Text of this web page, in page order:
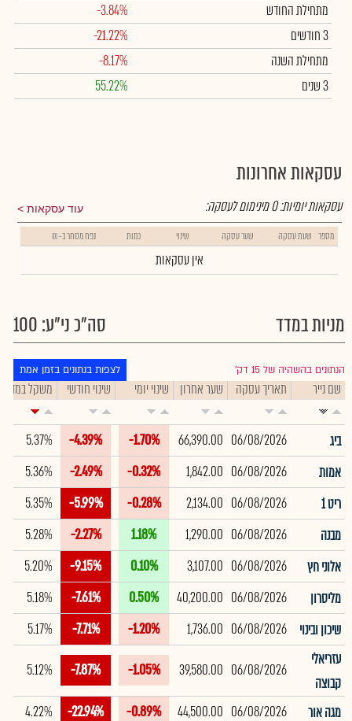
מתחילת החודש
-3.84%
3 חודשים
-21.22%
מתחילת השנה
-8.17%
3 שנים
55.22%
עסקאות אחרונות
עוד עסקאות עסקאות יומיות:0מינימום לעסקה:
מספר שעת עסקה שער עסקה שינוי כמות נפח מסחר ב- ₪
אין עסקאות
מניות במדד סה"כ ני"ע: 100
הנתונים בהשהיה של 15 דק׳ לצפות בנתונים בזמן אמת
שם נייר תאריך עסקה שער אחרון שינוי יומי שינוי חודשי משקל במדד
ביג 06/08/2026
66,390.00
-1.70%
-4.39%
5.37%
אמות
06/08/2026
1,842.00
-0.32%
-2.49%
5.36%
ריט 1
06/08/2026
2,134.00
-0.28%
-5.99%
5.35%
מבנה
06/08/2026
1,290.00
1.18%
-2.27%
5.28%
אלוני חץ
06/08/2026
3,107.00
0.10%
-9.15%
5.20%
מליסרון
06/08/2026
40,200.00
0.50%
-7.61%
5.18%
שיכון ובינוי
06/08/2026
1,736.00
-1.20%
-7.71%
5.17%
עזריאלי
קבוצה
06/08/2026
39,580.00
-1.05%
-7.87%
5.12%
מגה אור 06/08/2026
44,500.00
-0.89%
-22.94%
4.22%